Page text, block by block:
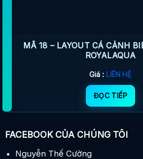
MÃ 18 – LAYOUT CÁ CẢNH
ROYALAQUA
Giá : LIÊN HỆ
ĐỌC TIẾP
FACEBOOK CỦA CHÚNG TÔI
Nguyễn Thế Cường